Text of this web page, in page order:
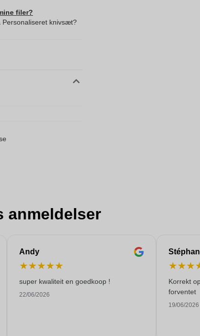
filer?
knivsæt?
anmeldelser
Andy
★★★★★
super kwaliteit en goedkoop !
22/06/2026
★★★
Korrekt
forventet
19/06/2026